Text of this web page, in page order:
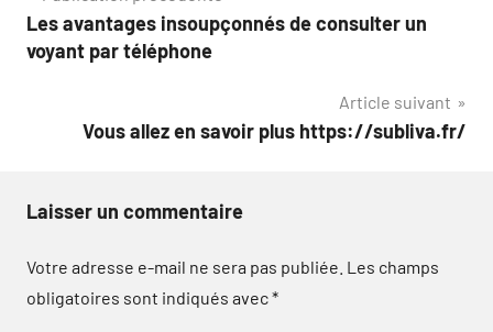
de
Les avantages insoupçonnés de consulter un
voyant par téléphone
Article suivant
Vous allez en savoir plus https://subliva.fr/
Laisser un commentaire
Votre adresse e-mail ne sera pas publiée. Les champs
obligatoires sont indiqués avec*